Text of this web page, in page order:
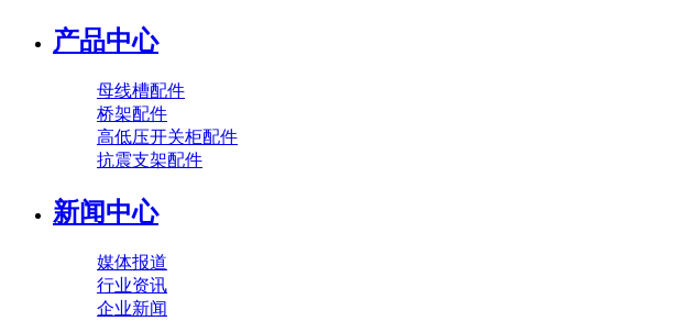
产品中心
母线槽配件
桥架配件
高低压开关柜配件
抗震支架配件
新闻中心
媒体报道
行业资讯
企业新闻